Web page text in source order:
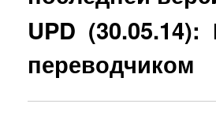
UPD
переводчиком